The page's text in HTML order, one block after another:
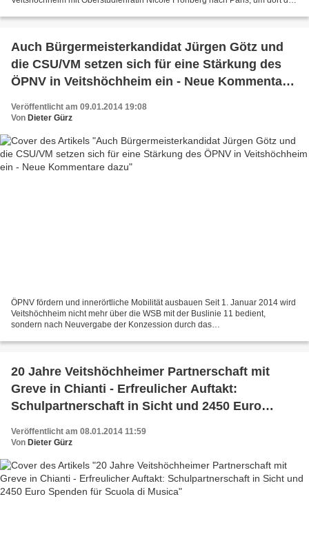
Auch Bürgermeisterkandidat Jürgen Götz und
die CSU/VM setzen sich für eine Stärkung des
ÖPNV in Veitshöchheim ein - Neue Kommentare
Veröffentlicht am 09.01.2014 19:08
Von Dieter Gürz
ÖPNV fördern und innerörtliche Mobilität ausbauen Seit 1. Januar 2014 wird
Veitshöchheim nicht mehr über die WSB mit der Buslinie 11 bedient,
sondern nach Neuvergabe der Konzession durch das
20 Jahre Veitshöchheimer Partnerschaft mit
Greve in Chianti - Erfreulicher Auftakt:
Schulpartnerschaft in Sicht und 2450 Euro
Veröffentlicht am 08.01.2014 11:59
Von Dieter Gürz